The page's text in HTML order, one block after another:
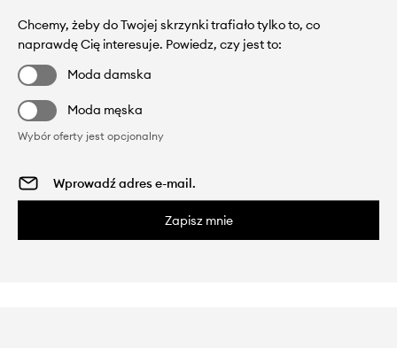
Chcemy, żeby do Twojej skrzynki trafiało tylko to, co
naprawdę Cię interesuje. Powiedz, czy jest to:
Moda damska
Moda męska
Wybór oferty jest opcjonalny
Zapisz mnie